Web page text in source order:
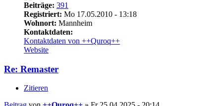
Beiträge: 391
Registriert: Mo 17.05.2010 - 13:18
Wohnort: Mannheim
Kontaktdaten:
Kontaktdaten von ++Quroq++
Website
Re: Remaster
Zitieren